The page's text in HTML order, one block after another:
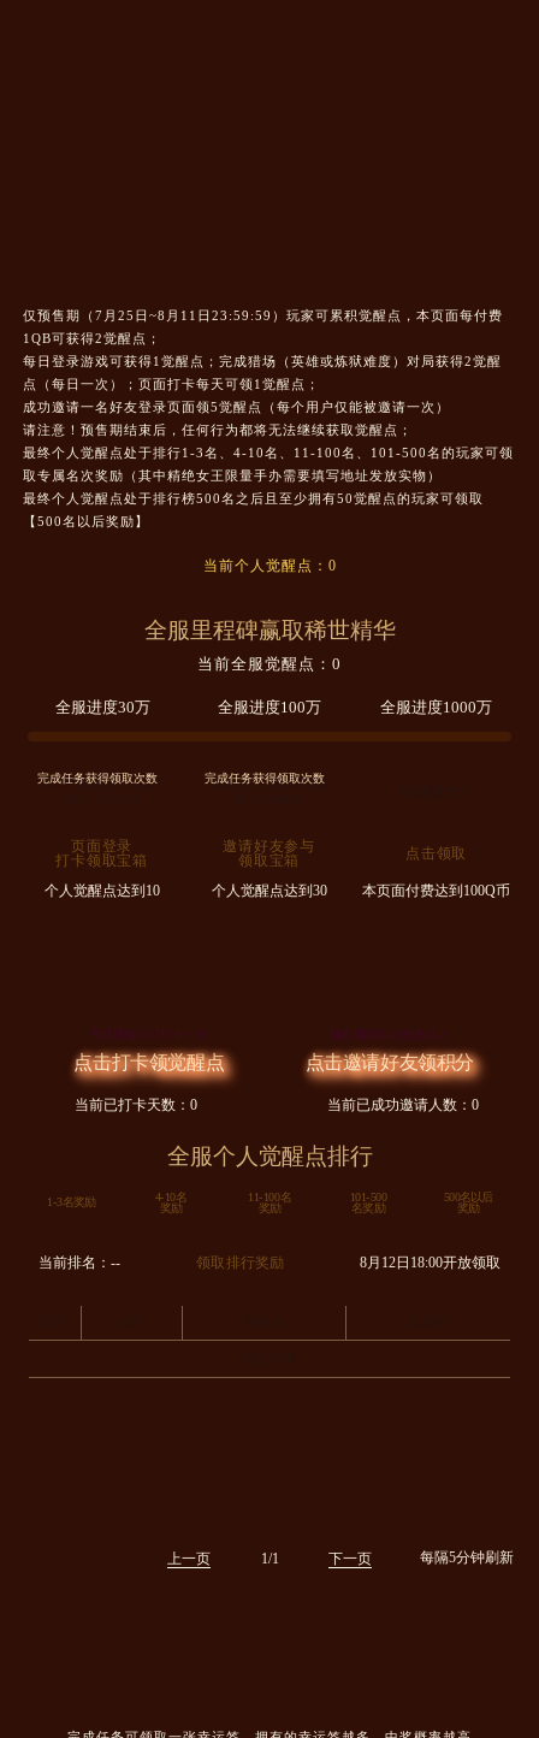
仅预售期（7月25日~8月11日23:59:59）玩家可累积觉醒点，本页面每付费
1QB可获得2觉醒点；
每日登录游戏可获得1觉醒点；完成猎场（英雄或炼狱难度）对局获得2觉醒
点（每日一次）；页面打卡每天可领1觉醒点；
成功邀请一名好友登录页面领5觉醒点（每个用户仅能被邀请一次）
请注意！预售期结束后，任何行为都将无法继续获取觉醒点；
最终个人觉醒点处于排行1-3名、4-10名、11-100名、101-500名的玩家可领
取专属名次奖励（其中精绝女王限量手办需要填写地址发放实物）
最终个人觉醒点处于排行榜500名之后且至少拥有50觉醒点的玩家可领取
【500名以后奖励】
当前个人觉醒点： 0
全服里程碑赢取稀世精华
当前全服觉醒点： 0
全服进度30万
完成任务获得领取次数
精绝轮回战力宝箱
页面登录
打卡领取宝箱
个人觉醒点达到10
全服进度100万
完成任务获得领取次数
精绝轮回黄金宝箱
邀请好友参与
领取宝箱
个人觉醒点达到30
全服进度1000万
点击领取
本页面付费达到100Q币
点击打卡领觉醒点 点击邀请好友领积分
当前已打卡天数： 0 当前已成功邀请人数：0
全服个人觉醒点排行
1-3名奖励 4-10名
奖励
11-100名
奖励
101-500
名奖励
500名以后
奖励
当前排名：-- 领取排行奖励 8月12日18:00开放领取
上一页 1/1 下一页 每隔5分钟刷新